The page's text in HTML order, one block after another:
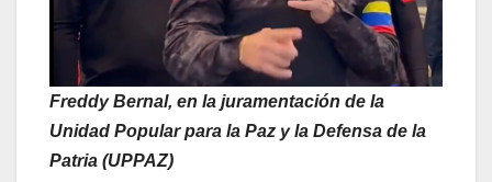
Freddy Bernal, en la juramentación de la
Unidad Popular para la Paz y la Defensa de la
Patria (UPPAZ)